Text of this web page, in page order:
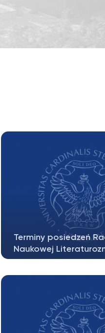
Terminy posiedzeń
Naukowej
listopada 2025 19